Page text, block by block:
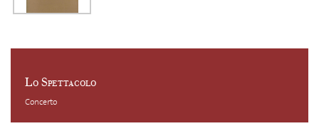
Lo Spettacolo
Concerto